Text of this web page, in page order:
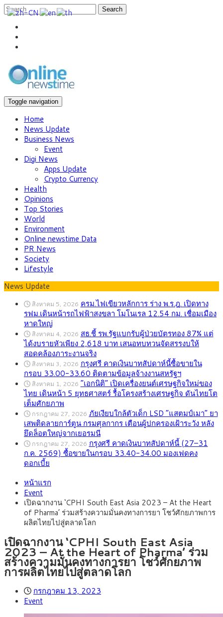
Search
Toggle navigation
Home
News Update
Business News
Event
Digi News
Apps Update
Crypto Currency
Health
Opinions
Top Stories
World
Environment
Online newstime Data
PR News
Society
Lifestyle
News Update
สิงหาคม 5, 2026 ครม.ไฟเขียวหลักการ ร่าง พ.ร.ฎ. เปิดทาง
รฟม.เดินหน้ารถไฟฟ้าสงขลา โมโนเรล 12.54 กม. เชื่อมเมือง
หาดใหญ่
สิงหาคม 4, 2026 สธ.ชี้ รพ.รัฐแบกรับผู้ป่วยบัตรทอง 87% แต่
ได้งบรายหัวเพียง 2,618 บาท เสนอทบทวนจัดสรรงบให้
สอดคล้องภาระงานจริง
สิงหาคม 3, 2026 กรุงศรี คาดเงินบาทสัปดาห์นี้ซื้อขายใน
กรอบ 33.00-33.60 ติดตามข้อมูลจ้างงานสหรัฐฯ
สิงหาคม 1, 2026 “เอกนิติ” เปิดเครื่องยนต์เศรษฐกิจใหม่ของ
ไทย เดินหน้า 5 ยุทธศาสตร์ รื้อโครงสร้างเศรษฐกิจ ดันไทยโต
เต็มศักยภาพ
กรกฎาคม 27, 2026 ภัยเงียบใกล้ตัวเด็ก LSD “แสตมป์เมา” ยา
เสพติดลายการ์ตูน กรมศุลกากร เตือนผู้ปกครองเฝ้าระวัง หลัง
ยึดล็อตใหญ่จากเยอรมนี
กรกฎาคม 27, 2026 กรุงศรี คาดเงินบาทสัปดาห์นี้ (27–31
ก.ค. 2569) ซื้อขายในกรอบ 33.40-34.00 มองเฟดคง
ดอกเบี้ย
หน้าแรก
Event
เปิดฉากงาน ‘CPHI South East Asia 2023 – At the Heart
of Pharma’ ร่วมสร้างความมั่นคงทางการยา โชว์ศักยภาพการ
ผลิตไทยไปสู่ตลาดโลก
เปิดฉากงาน ‘CPHI South East Asia
2023 – At the Heart of Pharma’ ร่วม
สร้างความมั่นคงทางการยา โชว์ศักยภาพ
การผลิตไทยไปสู่ตลาดโลก
กรกฎาคม 13, 2023
Event